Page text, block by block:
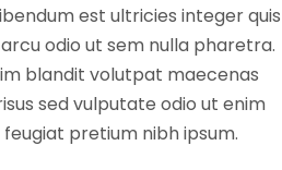
est ultricies integer quis
odio ut sem nulla pharetra.
blandit volutpat maecenas
sed vulputate odio ut enim
pretium nibh ipsum.